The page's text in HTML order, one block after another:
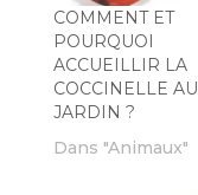
COMMENT ET
POURQUOI
ACCUEILLIR LA
COCCINELLE AU
JARDIN ?
Dans "Animaux"